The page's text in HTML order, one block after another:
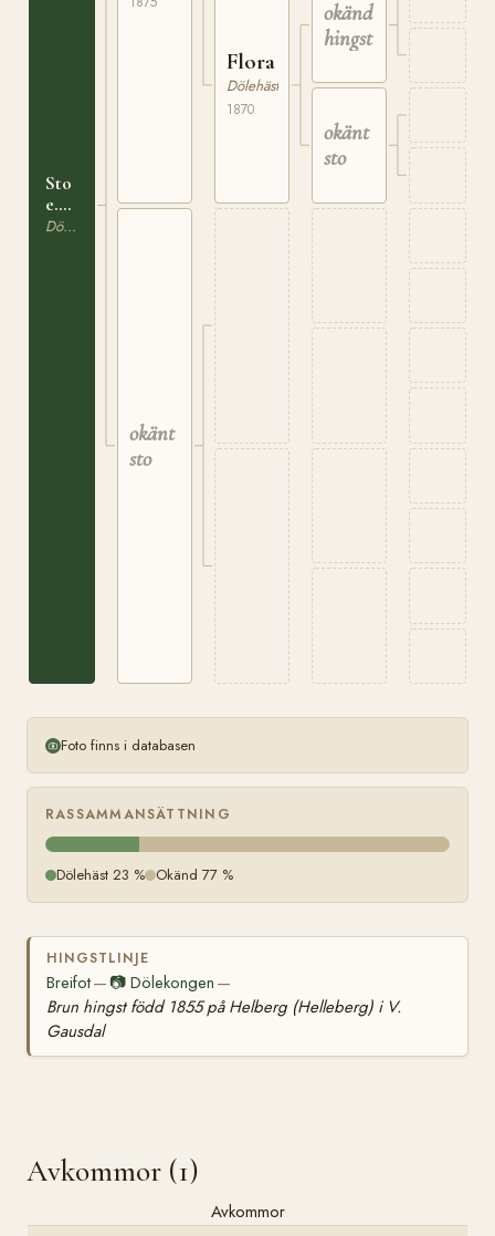
Sto
e.
Breifot
Dölehäst
okänt
sto
Flora
Dölehäst
1870
okänd
hingst
okänt
sto
Fron
Foto finns i databasen
RASSAMMANSÄTTNING
Dölehäst 23 % Okänd 77 %
HINGSTLINJE
Breifot— 📷Dölekongen —
Brun hingst född 1855 på Helberg (Helleberg) i V.
Gausdal
Avkommor (1)
Avkommor